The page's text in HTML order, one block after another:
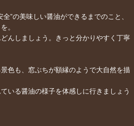
”の美味しい醤油ができるまでのこと、
。
んしましょう。きっと分かりやすく丁寧
色も、窓ぶちが額縁のようで大自然を描
いる醤油の様子を体感しに行きましょう